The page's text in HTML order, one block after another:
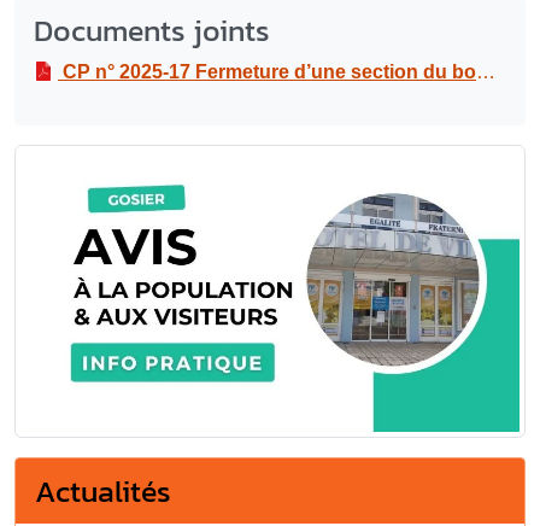
Documents joints
CP n° 2025-17 Fermeture d’une section du boulevard Amédée Clara au bourg du Gosier : circulation réglementée
Actualités